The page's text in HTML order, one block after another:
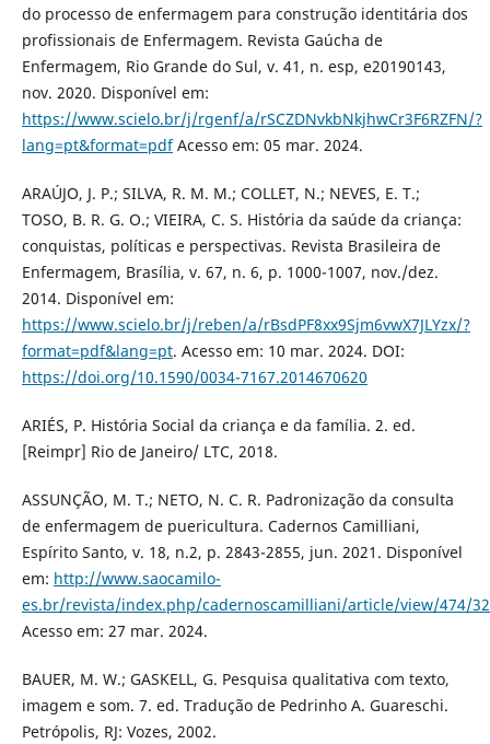
do processo de enfermagem para construção identitária dos
profissionais de Enfermagem. Revista Gaúcha de
Enfermagem, Rio Grande do Sul, v. 41, n. esp, e20190143,
nov. 2020. Disponível em:
https://www.scielo.br/j/rgenf/a/rSCZDNvkbNkjhwCr3F6RZFN/?
lang=pt&format=pdfAcesso em: 05 mar. 2024.
ARAÚJO, J. P.; SILVA, R. M. M.; COLLET, N.; NEVES, E. T.;
TOSO, B. R. G. O.; VIEIRA, C. S. História da saúde da criança:
conquistas, políticas e perspectivas. Revista Brasileira de
Enfermagem, Brasília, v. 67, n. 6, p. 1000-1007, nov./dez.
2014. Disponível em:
https://www.scielo.br/j/reben/a/rBsdPF8xx9Sjm6vwX7JLYzx/?
format=pdf&lang=pt. Acesso em: 10 mar. 2024. DOI:
https://doi.org/10.1590/0034-7167.2014670620
ARIÉS, P. História Social da criança e da família. 2. ed.
[Reimpr] Rio de Janeiro/ LTC, 2018.
ASSUNÇÃO, M. T.; NETO, N. C. R. Padronização da consulta
de enfermagem de puericultura. Cadernos Camilliani,
Espírito Santo, v. 18, n.2, p. 2843-2855, jun. 2021. Disponível
em: http://www.saocamilo-
es.br/revista/index.php/cadernoscamilliani/article/view/474/
Acesso em: 27 mar. 2024.
BAUER, M. W.; GASKELL, G. Pesquisa qualitativa com texto,
imagem e som. 7. ed. Tradução de Pedrinho A. Guareschi.
Petrópolis, RJ: Vozes, 2002.